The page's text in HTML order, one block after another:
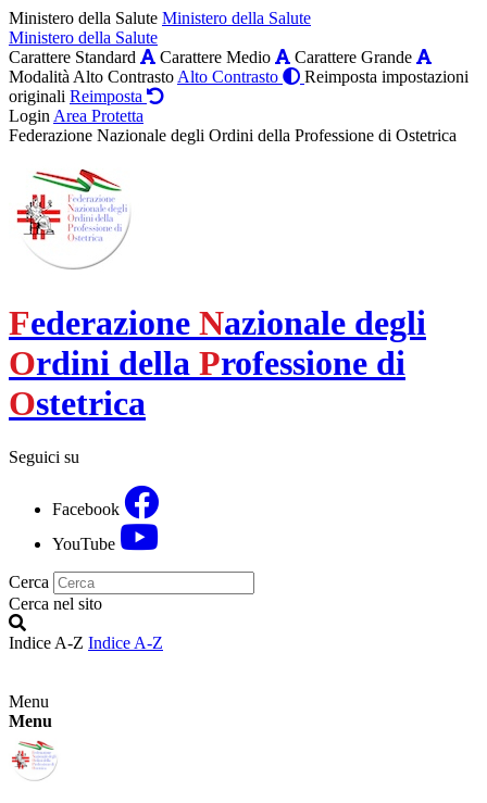
Ministero della Salute Ministero della Salute
Ministero della Salute
Carattere Standard
Carattere Medio
Carattere Grande
Modalità Alto Contrasto Alto Contrasto
Reimposta impostazioni
originali Reimposta
Login Area Protetta
Federazione Nazionale degli Ordini della Professione di Ostetrica
Federazione Nazionale degli
Ordini della Professione di
Ostetrica
Seguici su
Facebook
YouTube
Cerca
Cerca nel sito
Indice A-Z Indice A-Z
Menu
Menu